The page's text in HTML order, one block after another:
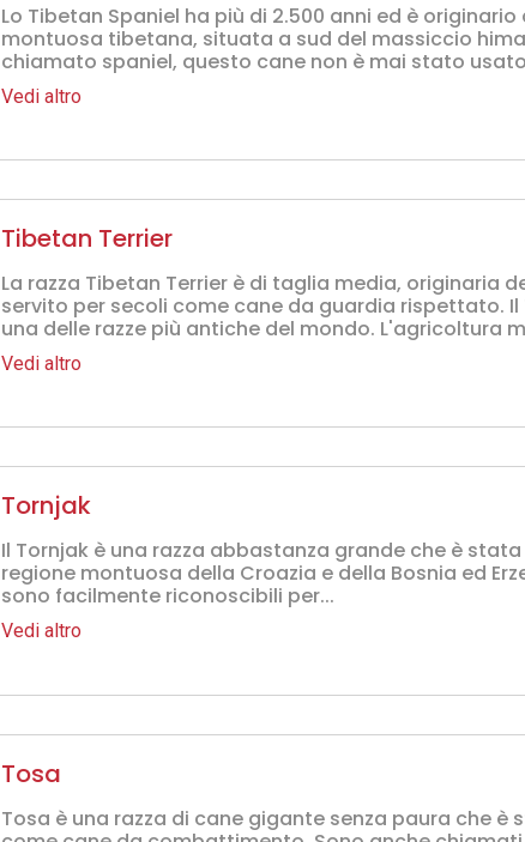
Lo Tibetan Spaniel ha più di 2.500 anni ed è
montuosa tibetana, situata a sud del massiccio
chiamato spaniel, questo cane non è mai stato
Vedi altro
Tibetan Terrier
La razza Tibetan Terrier è di taglia media, originaria
servito per secoli come cane da guardia rispettato. Il
una delle razze più antiche del mondo. L'agricoltura
Vedi altro
Tornjak
Il Tornjak è una razza abbastanza grande che è
regione montuosa della Croazia e della Bosnia ed
sono facilmente riconoscibili per...
Vedi altro
Tosa
Tosa è una razza di cane gigante senza paura che è